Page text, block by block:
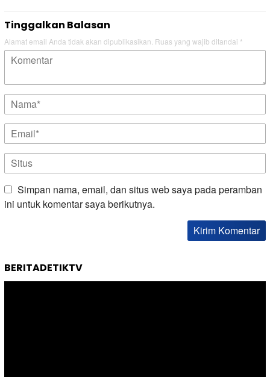
Tinggalkan Balasan
Alamat email Anda tidak akan dipublikasikan. Ruas yang wajib ditandai *
Simpan nama, email, dan situs web saya pada peramban
ini untuk komentar saya berikutnya.
BERITADETIKTV